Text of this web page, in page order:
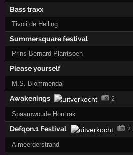
Bass traxx
Tivoli de Helling
Summersquare festival
Prins Bernard Plantsoen
Please yourself
M.S. Blommendal
Awakenings 2
Spaarnwoude Houtrak
Defqon.1 Festival 2
Almeerderstrand